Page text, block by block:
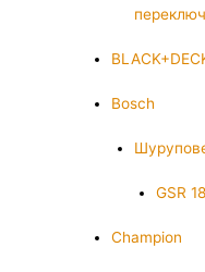
Bosch
GSR
Champion